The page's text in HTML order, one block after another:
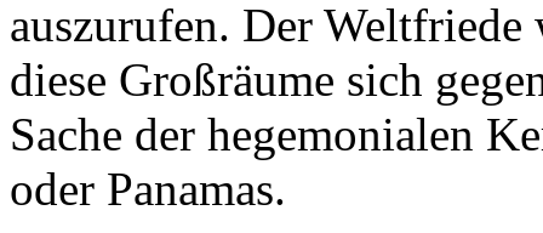
auszurufen. Der Weltfriede
diese Großräume sich
Sache der hegemonialen
oder Panamas.